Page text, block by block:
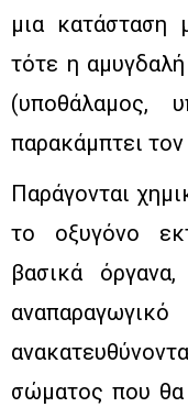
μια κατάσταση
τότε η
(υποθάλαμος,
παρακάμπτει
Παράγονται
το οξυγόνο
βασικά
σώματος που θα